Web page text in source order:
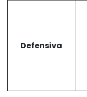
Defensiva